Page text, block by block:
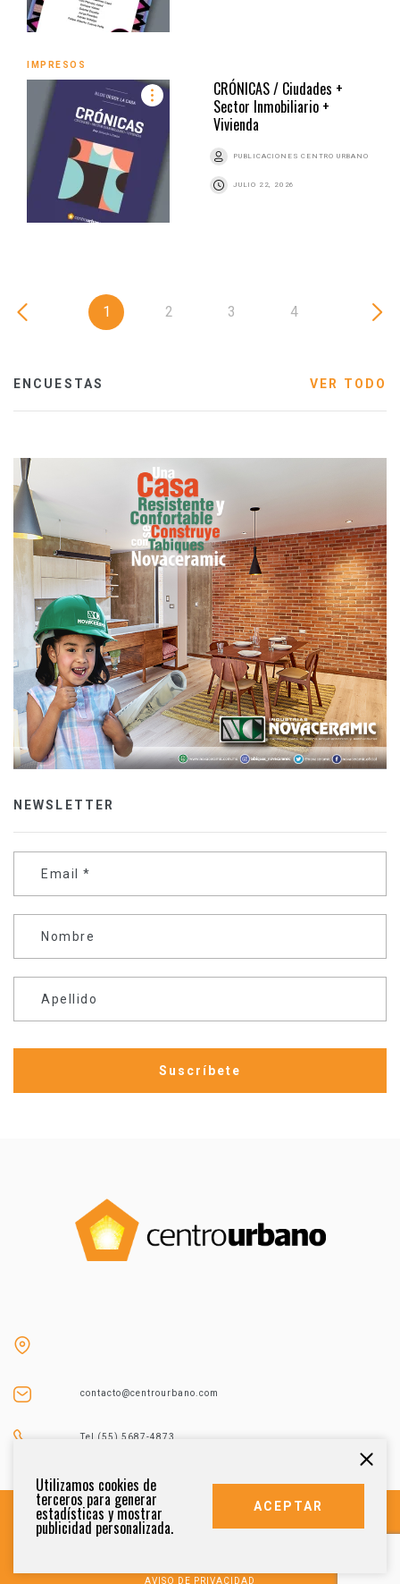
IMPRESOS
CRÓNICAS / Ciudades +
Sector Inmobiliario +
Vivienda
PUBLICACIONES CENTRO URBANO
JULIO 22, 2026
1 2 3 4
ENCUESTAS VER TODO
NEWSLETTER
Email *
Nombre
Apellido
contacto@centrourbano.com
Tel (55) 5687-4873
AVISO DE PRIVACIDAD
Utilizamos cookies de
terceros para generar
estadísticas y mostrar
publicidad personalizada.
ACEPTAR